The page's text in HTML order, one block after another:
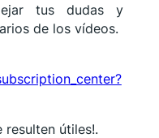
tus dudas y
de los vídeos.
resulten útiles!.